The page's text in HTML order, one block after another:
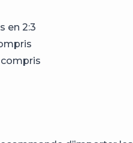
en 2:3
compris